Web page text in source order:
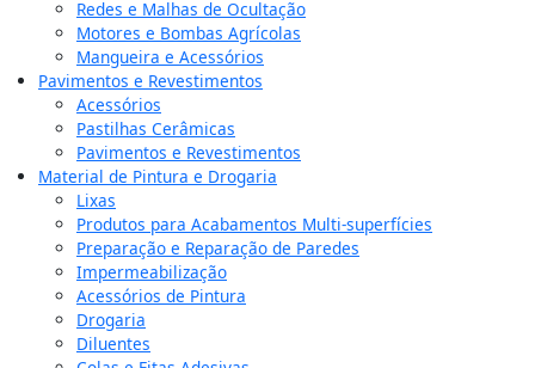
Redes e Malhas de Ocultação
Motores e Bombas Agrícolas
Mangueira e Acessórios
Pavimentos e Revestimentos
Acessórios
Pastilhas Cerâmicas
Pavimentos e Revestimentos
Material de Pintura e Drogaria
Lixas
Produtos para Acabamentos Multi-superfícies
Preparação e Reparação de Paredes
Impermeabilização
Acessórios de Pintura
Drogaria
Diluentes